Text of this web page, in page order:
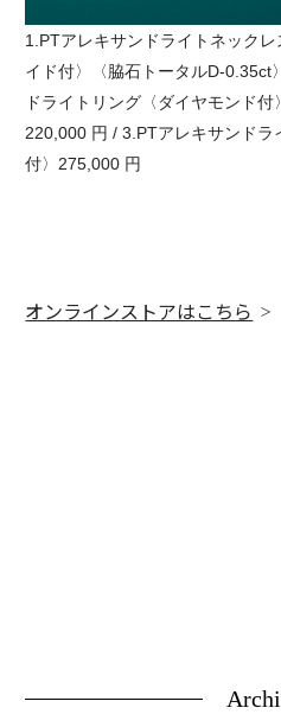
1.PTアレキサンドライトネック
イド付〉〈脇石トータルD-0.35ct
ドライトリング〈ダイヤモンド付
220,000 円 / 3.PTアレキサンドラ
付〉275,000 円
オンラインストアはこちら